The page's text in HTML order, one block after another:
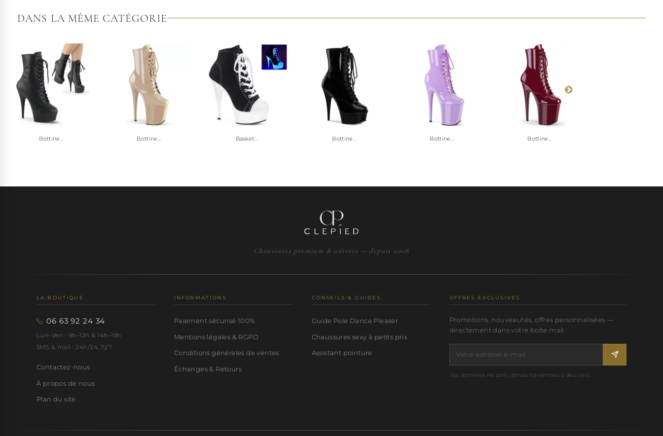
DANS LA MÊME CATÉGORIE
Bottine... Bottine... Basket... Bottine... Bottine... Bottine...
Chaussures premium & univers — depuis 2008
LA BOUTIQUE
06 63 92 24 34
Lun–Ven · 9h–12h & 14h–19h
SMS & mail : 24h/24, 7j/7
Contactez-nous
À propos de nous
Plan du site
INFORMATIONS
Paiement sécurisé 100%
Mentions légales & RGPD
Conditions générales de ventes
Échanges & Retours
CONSEILS & GUIDES
Guide Pole Dance Pleaser
Chaussures sexy à petits prix
Assistant pointure
OFFRES EXCLUSIVES
Promotions, nouveautés, offres personnalisées —
directement dans votre boîte mail.
Vos données ne sont jamais transmises à des tiers.